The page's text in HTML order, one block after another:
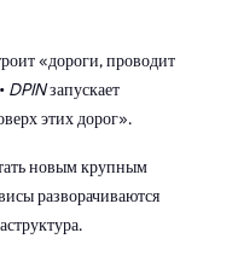
«дороги, проводит
DPINзапускает
этих дорог».
новым крупным
разворачиваются